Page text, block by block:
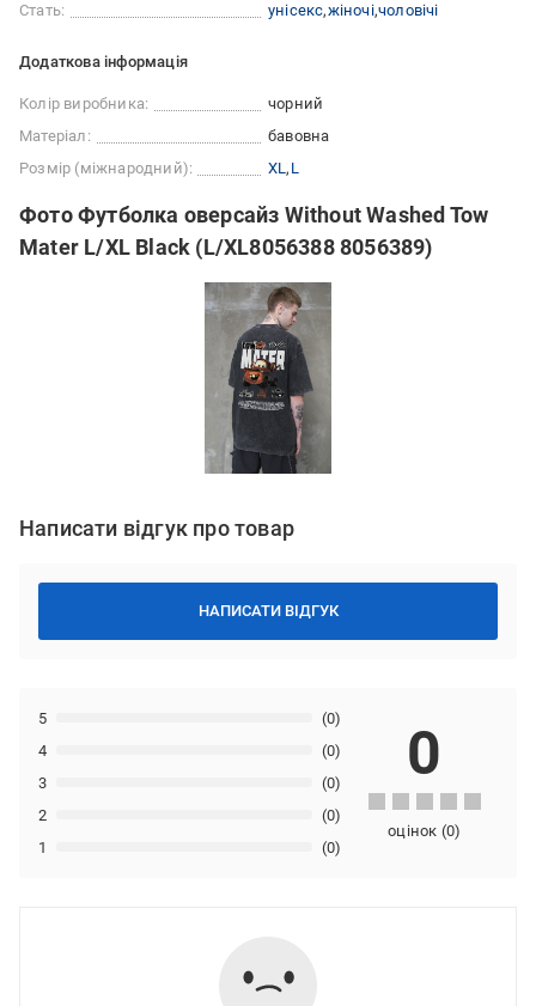
Стать:
унісекс жіночі чоловічі
Додаткова інформація
Колір виробника:
чорний
Матеріал:
бавовна
Розмір (міжнародний):
XL L
Фото Футболка оверсайз Without Washed Tow
Mater L/XL Black (L/XL8056388 8056389)
Написати відгук про товар
НАПИСАТИ ВІДГУК
1 (0)
2 (0)
3 (0)
4 (0)
5 (0)
0
оцінок (0)